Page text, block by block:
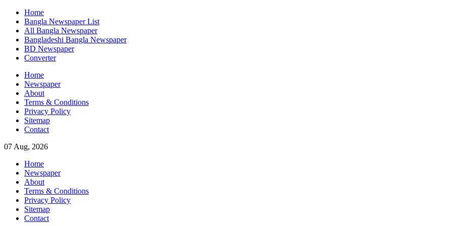
Skip
content
Home
Bangla Newspaper List
All Bangla Newspaper
Bangladeshi Bangla Newspaper
BD Newspaper
Converter
Home
Newspaper
About
Terms & Conditions
Privacy Policy
Sitemap
Contact
07 Aug, 2026
Home
Newspaper
About
Terms & Conditions
Privacy Policy
Sitemap
Contact